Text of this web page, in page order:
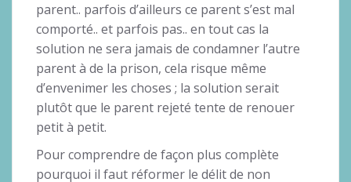
parent.. parfois d’ailleurs ce parent s’est mal
comporté.. et parfois pas.. en tout cas la
solution ne sera jamais de condamner l’autre
parent à de la prison, cela risque même
d’envenimer les choses ; la solution serait
plutôt que le parent rejeté tente de renouer
petit à petit.
Pour comprendre de façon plus complète
pourquoi il faut réformer le délit de non